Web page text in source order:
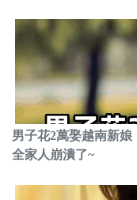
男子花2萬娶越南新
全家人崩潰了~